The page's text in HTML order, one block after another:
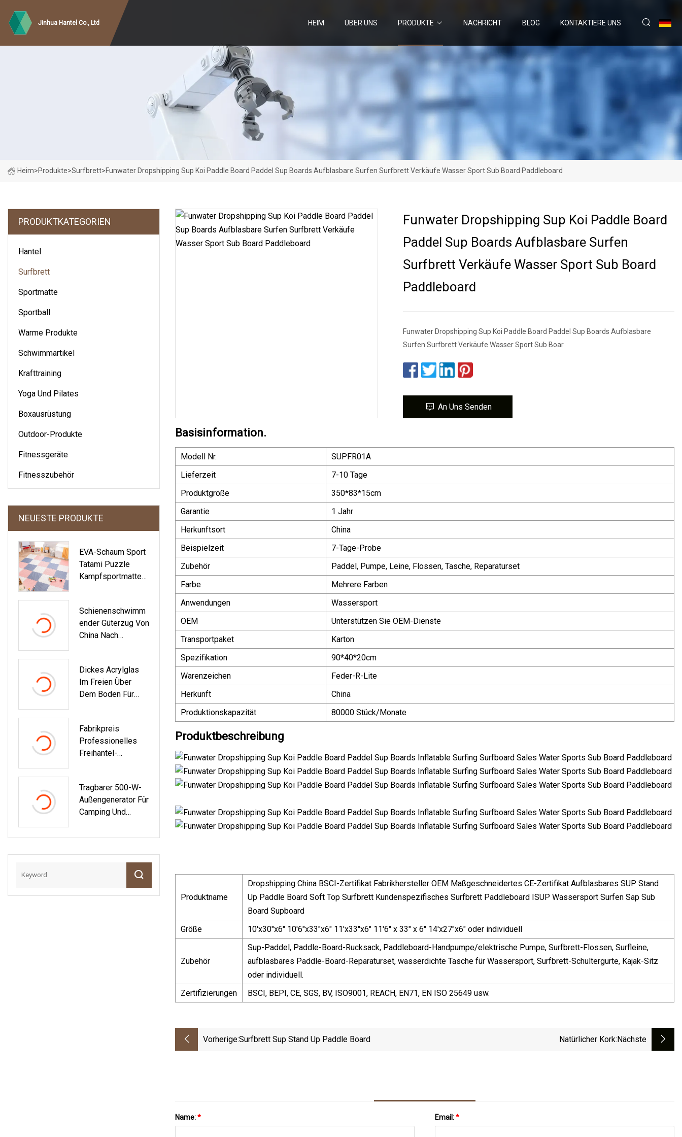
Jinhua Hantel Co., Ltd HEIM ÜBER UNS PRODUKTE NACHRICHT BLOG KONTAKTIERE UNS
Heim>Produkte>Surfbrett>Funwater Dropshipping Sup Koi Paddle Board Paddel Sup Boards Aufblasbare Surfen Surfbrett Verkäufe Wasser Sport Sub Board Paddleboard
PRODUKTKATEGORIEN
Hantel
Surfbrett
Sportmatte
Sportball
Warme Produkte
Schwimmartikel
Krafttraining
Yoga Und Pilates
Boxausrüstung
Outdoor-Produkte
Fitnessgeräte
Fitnesszubehör
NEUESTE PRODUKTE
EVA-Schaum Sport
Tatami Puzzle
Kampfsportmatten
Schienenschwimm
Ender Güterzug Von
China Nach
Dickes Acrylglas
Im Freien Über
Dem Boden Für
Fabrikpreis
Professionelles
Freihantel-
Trainingsgerät
Bodybuilding-
Fitnessstudio
Fitnessgeräte
Tragbarer 500-W-
Außengenerator Für
Camping Und
Ladestation
Funwater Dropshipping Sup Koi Paddle Board
Paddel Sup Boards Aufblasbare Surfen
Surfbrett Verkäufe Wasser Sport Sub Board
Paddleboard
Funwater Dropshipping Sup Koi Paddle Board Paddel Sup Boards Aufblasbare
Surfen Surfbrett Verkäufe Wasser Sport Sub Boar
An Uns Senden
Basisinformation.
Modell Nr.
SUPFR01A
Lieferzeit
7-10 Tage
Produktgröße
350*83*15cm
Garantie
1 Jahr
Herkunftsort
China
Beispielzeit
7-Tage-Probe
Zubehör
Paddel, Pumpe, Leine, Flossen, Tasche, Reparaturset
Farbe
Mehrere Farben
Anwendungen
Wassersport
OEM
Unterstützen Sie OEM-Dienste
Transportpaket
Karton
Spezifikation
90*40*20cm
Warenzeichen
Feder-R-Lite
Herkunft
China
Produktionskapazität
80000 Stück/Monate
Produktbeschreibung
Produktname
Dropshipping China BSCI-Zertifikat Fabrikhersteller OEM Maßgeschneidertes CE-Zertifikat Aufblasbares SUP Stand
Up Paddle Board Soft Top Surfbrett Kundenspezifisches Surfbrett Paddleboard ISUP Wassersport Surfen Sap Sub
Board Supboard
Größe
10'x30"x6" 10'6"x33"x6" 11'x33"x6" 11'6" x 33" x 6" 14'x27"x6" oder individuell
Zubehör
Sup-Paddel, Paddle-Board-Rucksack, Paddleboard-Handpumpe/elektrische Pumpe, Surfbrett-Flossen, Surfleine,
aufblasbares Paddle-Board-Reparaturset, wasserdichte Tasche für Wassersport, Surfbrett-Schultergurte, Kajak-Sitz
oder individuell.
Zertifizierungen
BSCI, BEPI, CE, SGS, BV, ISO9001, REACH, EN71, EN ISO 25649 usw.
Vorherige:Surfbrett Sup Stand Up Paddle Board Natürlicher Kork:nächste
Name:* Email:*